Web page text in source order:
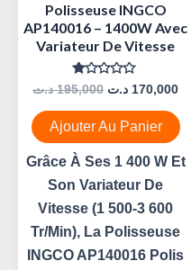
Polisseuse INGCO
AP140016 – 1400W Avec
Variateur De Vitesse
Note
0
Sur
5
195,000 د.ت 170,000 د.ت
Ajouter Au Panier
Grâce À Ses 1 400 W Et
Son Variateur De
Vitesse (1 500-3 600
Tr/min), La Polisseuse
INGCO AP140016 Polis